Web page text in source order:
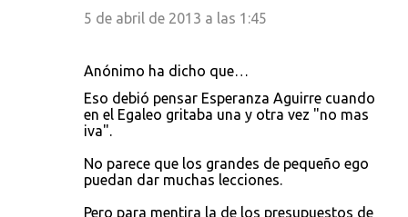
5 de abril de 2013 a las 1:45
Anónimo ha dicho que…
Eso debió pensar Esperanza Aguirre cuando
en el Egaleo gritaba una y otra vez "no mas
iva".
No parece que los grandes de pequeño ego
puedan dar muchas lecciones.
Pero para mentira la de los presupuestos de